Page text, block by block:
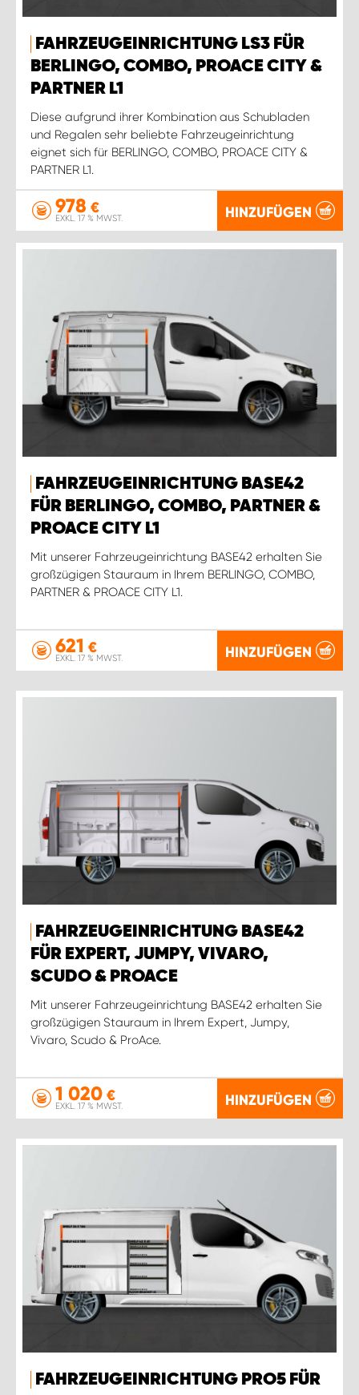
FAHRZEUGEINRICHTUNG LS3 FÜR
BERLINGO, COMBO, PROACE CITY &
PARTNER L1
Diese aufgrund ihrer Kombination aus Schubladen
und Regalen sehr beliebte Fahrzeugeinrichtung
eignet sich für BERLINGO, COMBO, PROACE CITY &
PARTNER L1.
978 €
EXKL. 17 % MWST. HINZUFÜGEN
FAHRZEUGEINRICHTUNG BASE42
FÜR BERLINGO, COMBO, PARTNER &
PROACE CITY L1
Mit unserer Fahrzeugeinrichtung BASE42 erhalten Sie
großzügigen Stauraum in Ihrem BERLINGO, COMBO,
PARTNER & PROACE CITY L1.
621 €
EXKL. 17 % MWST. HINZUFÜGEN
FAHRZEUGEINRICHTUNG BASE42
FÜR EXPERT, JUMPY, VIVARO,
SCUDO & PROACE
Mit unserer Fahrzeugeinrichtung BASE42 erhalten Sie
großzügigen Stauraum in Ihrem Expert, Jumpy,
Vivaro, Scudo & ProAce.
1 020 €
EXKL. 17 % MWST. HINZUFÜGEN
FAHRZEUGEINRICHTUNG PRO5 FÜR